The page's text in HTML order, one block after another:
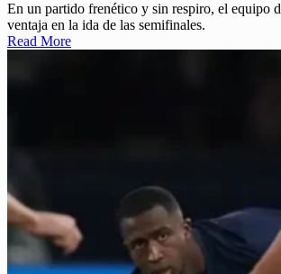
En un partido frenético y sin respiro, el equipo
ventaja en la ida de las semifinales.
Read More